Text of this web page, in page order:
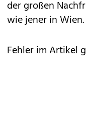
der großen
wie jener in Wien.
Fehler im Artikel